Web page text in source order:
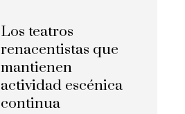
Los teatros
renacentistas que
mantienen
actividad escénica
continua